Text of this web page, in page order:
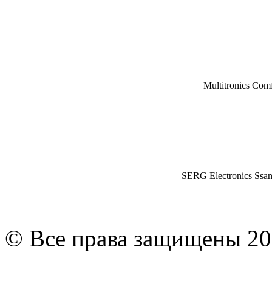
Multitronics
SERG Electronics
© Все права защищены